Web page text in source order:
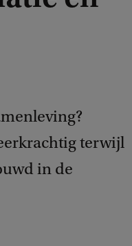
terwijl
in de